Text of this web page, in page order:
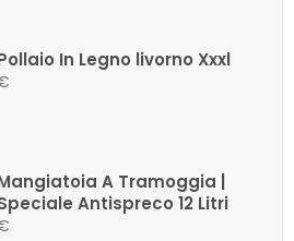
In Legno livorno Xxxl
A Tramoggia |
Antispreco 12 Litri